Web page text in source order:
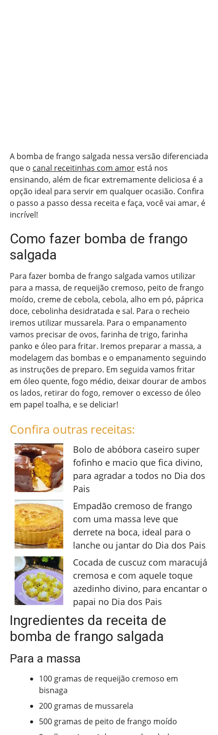
A bomba de frango salgada nessa versão diferenciada
que o canal receitinhas com amor está nos
ensinando, além de ficar extremamente deliciosa é a
opção ideal para servir em qualquer ocasião. Confira
o passo a passo dessa receita e faça, você vai amar, é
incrível!
Como fazer bomba de frango
salgada
Para fazer bomba de frango salgada vamos utilizar
para a massa, de requeijão cremoso, peito de frango
moído, creme de cebola, cebola, alho em pó, páprica
doce, cebolinha desidratada e sal. Para o recheio
iremos utilizar mussarela. Para o empanamento
vamos precisar de ovos, farinha de trigo, farinha
panko e óleo para fritar. Iremos preparar a massa, a
modelagem das bombas e o empanamento seguindo
as instruções de preparo. Em seguida vamos fritar
em óleo quente, fogo médio, deixar dourar de ambos
os lados, retirar do fogo, remover o excesso de óleo
em papel toalha, e se deliciar!
Confira outras receitas:
Bolo de abóbora caseiro super
fofinho e macio que fica divino,
para agradar a todos no Dia dos
Pais
Empadão cremoso de frango
com uma massa leve que
derrete na boca, ideal para o
lanche ou jantar do Dia dos Pais
Cocada de cuscuz com maracujá
cremosa e com aquele toque
azedinho divino, para encantar o
papai no Dia dos Pais
Ingredientes da receita de
bomba de frango salgada
Para a massa
100 gramas de requeijão cremoso em
bisnaga
200 gramas de mussarela
500 gramas de peito de frango moído